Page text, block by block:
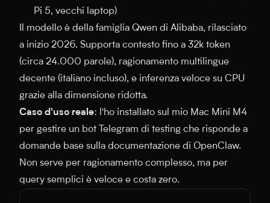
Pi 5, vecchi laptop)
Il modello è della famiglia Qwen di Alibaba, rilasciato
a inizio 2026. Supporta contesto fino a 32k token
(circa 24.000 parole), ragionamento multilingue
decente (italiano incluso), e inferenza veloce su CPU
grazie alla dimensione ridotta.
Caso d'uso reale: l'ho installato sul mio Mac Mini M4
per gestire un bot Telegram di testing che risponde a
domande base sulla documentazione di OpenClaw.
Non serve per ragionamento complesso, ma per
query semplici è veloce e costa zero.